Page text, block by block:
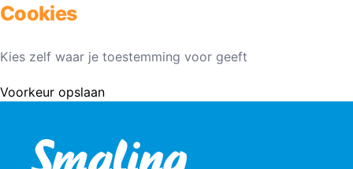
Cookies
Kies zelf waar je toestemming voor geeft
Voorkeur opslaan